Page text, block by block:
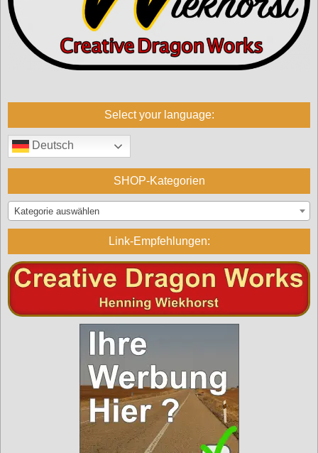
Select your language:
Deutsch
SHOP-Kategorien
Kategorie auswählen
Link-Empfehlungen: